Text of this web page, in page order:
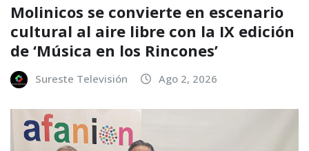
Molinicos se convierte en escenario
cultural al aire libre con la IX edición
de ‘Música en los Rincones’
Sureste Televisión Ago 2, 2026